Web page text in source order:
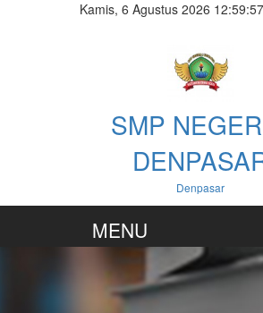
Kamis, 6 Agustus 2026
SMP
Denpasar